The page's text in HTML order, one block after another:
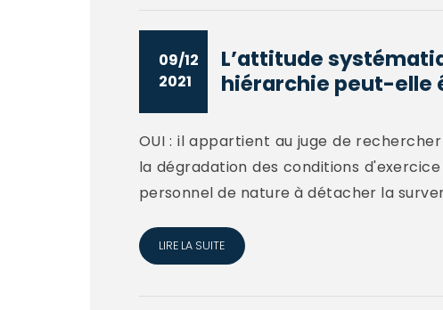
09/12
2021
L’attitude
hiérarchie peut-elle
OUI : il appartient au juge de
la dégradation des conditions
personnel de nature à détacher la
LIRE LA SUITE